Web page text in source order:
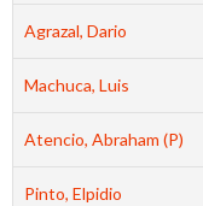
Agrazal, Dario
Machuca, Luis
Atencio, Abraham (P)
Pinto, Elpidio